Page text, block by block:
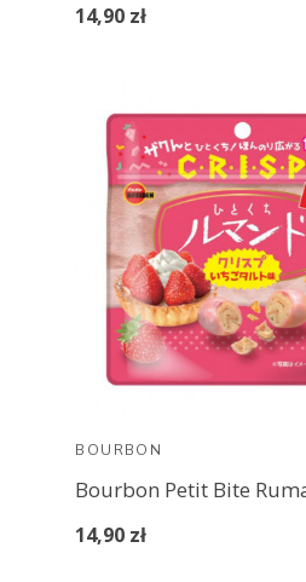
14,90 zł
BOURBON
14,90 zł